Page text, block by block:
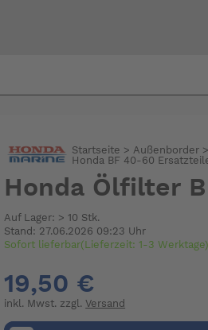
Startseite > Außenborder>
Honda BF 40-60
Honda Ölfilter
Auf Lager: > 10 Stk.
Stand: 27.06.2026 09:23 Uhr
Sofort lieferbar(Lieferzeit: 1-3 Werktage)
19,50 €
inkl. Mwst. zzgl.Versand